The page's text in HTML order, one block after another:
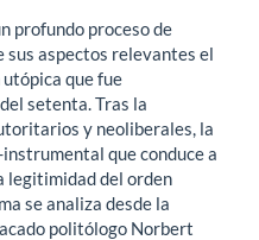
profundo proceso de
aspectos relevantes el
que fue
setenta. Tras la
y neoliberales, la
que conduce a
legitimidad del orden
se analiza desde la
politólogo Norbert